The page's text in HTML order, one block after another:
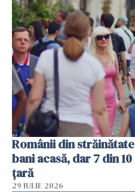
Românii din
bani acasă, dar 7 din
țară
29 IULIE 2026